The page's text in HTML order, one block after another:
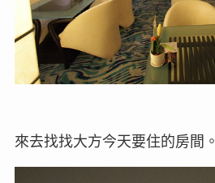
來去找找大方今天要住的房間。